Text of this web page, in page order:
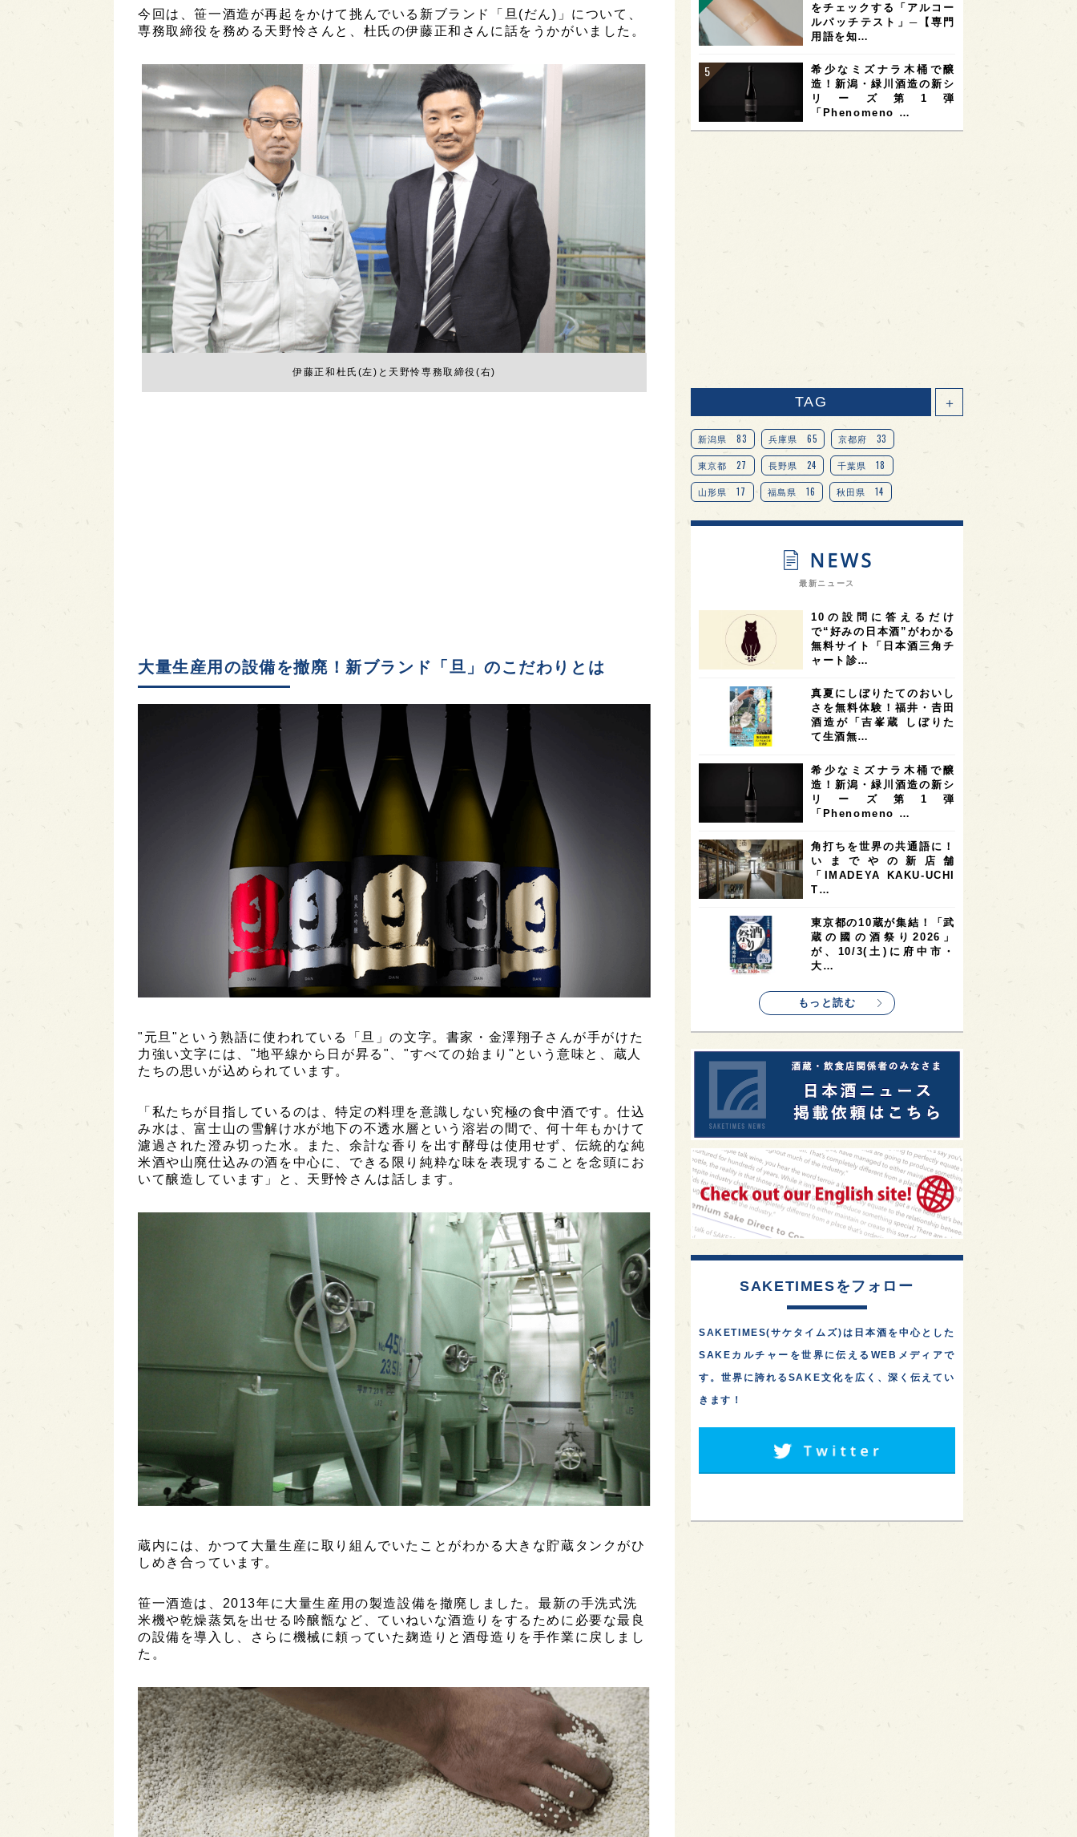
今回は、笹一酒造が再起をかけて挑んでいる新ブランド「旦(だん)」について、
専務取締役を務める天野怜さんと、杜氏の伊藤正和さんに話をうかがいました。
伊藤正和杜氏(左)と天野怜専務取締役(右)
大量生産用の設備を撤廃！新ブランド「旦」のこだわりとは
"元旦"という熟語に使われている「旦」の文字。書家・金澤翔子さんが手がけた
力強い文字には、"地平線から日が昇る"、"すべての始まり"という意味と、蔵人
たちの思いが込められています。
「私たちが目指しているのは、特定の料理を意識しない究極の食中酒です。仕込
み水は、富士山の雪解け水が地下の不透水層という溶岩の間で、何十年もかけて
濾過された澄み切った水。また、余計な香りを出す酵母は使用せず、伝統的な純
米酒や山廃仕込みの酒を中心に、できる限り純粋な味を表現することを念頭にお
いて醸造しています」と、天野怜さんは話します。
蔵内には、かつて大量生産に取り組んでいたことがわかる大きな貯蔵タンクがひ
しめき合っています。
笹一酒造は、2013年に大量生産用の製造設備を撤廃しました。最新の手洗式洗
米機や乾燥蒸気を出せる吟醸甑など、ていねいな酒造りをするために必要な最良
の設備を導入し、さらに機械に頼っていた麹造りと酒母造りを手作業に戻しまし
た。
をチェックする「アルコー
ルパッチテスト」─【専門
用語を知…
希少なミズナラ木桶で醸
造！新潟・緑川酒造の新シ
リーズ第1弾
「Phenomeno …
TAG ＋
新潟県 83 兵庫県 65 京都府 33
東京都 27 長野県 24 千葉県 18
山形県 17 福島県 16 秋田県 14
愛知県 14 宮城県 14 岐阜県 13
オピニオンリーダーの視点 9
奈良県 滋賀県 7 和歌山県 6
富山県 6 フランス 6 高知県 5 島根県 5
4 アメリカ 4 神奈川県 4
4 三重県 大阪府 3
オーストラリア 台湾 2 アジア 2
SAKEの時代を生きる 静岡県 1 長崎県
全蔵めぐり 1 シンガポール 1 カナダ 1
群馬県 1 熊本県 徳島県
イギリス 1 ノルウェー 1 新宿区 1
歌舞伎町 1 1 鳥取県 1
saketimes_image_4
最新ニュース
10の設問に答えるだけ
で“好みの日本酒”がわかる
無料サイト「日本酒三角チ
ャート診…
真夏にしぼりたてのおいし
さを無料体験！福井・𠮷田
酒造が「吉峯蔵 しぼりた
て生酒無…
希少なミズナラ木桶で醸
造！新潟・緑川酒造の新シ
リーズ第1弾
「Phenomeno …
角打ちを世界の共通語に！
いまでやの新店舗
「IMADEYA KAKU-UCHI
T…
東京都の10蔵が集結！「武
蔵の國の酒祭り2026」
が、10/3(土)に府中市・
大…
もっと読む
SAKETIMESをフォロー
SAKETIMES(サケタイムズ)は日本酒を中心とした
SAKEカルチャーを世界に伝えるWEBメディアで
す。世界に誇れるSAKE文化を広く、深く伝えてい
きます！